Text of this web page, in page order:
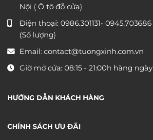
Nội ( Ô tô đỗ cửa)
Điện thoại: 0986.301131- 0945.703686
(Số lượng)
Email: contact@tuongxinh.com.vn
Giờ mở cửa: 08:15 - 21:00h hàng ngày
HƯỚNG DẪN KHÁCH HÀNG
CHÍNH SÁCH ƯU ĐÃI